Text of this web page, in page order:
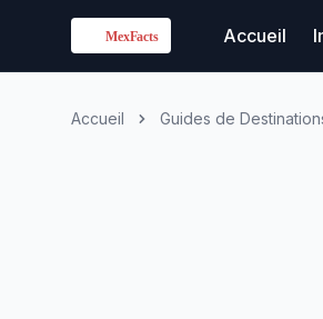
Accueil
Accueil Guides de